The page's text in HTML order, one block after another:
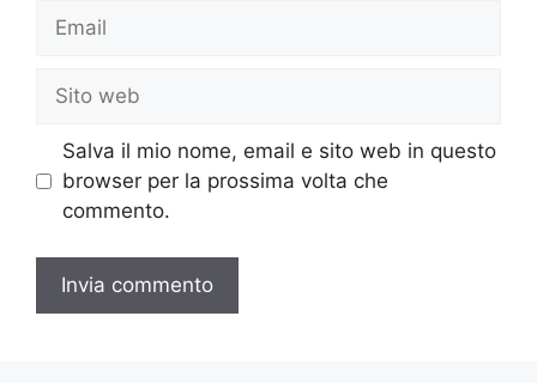
Email
Sito
web
Salva il mio nome, email e sito web in questo
browser per la prossima volta che
commento.